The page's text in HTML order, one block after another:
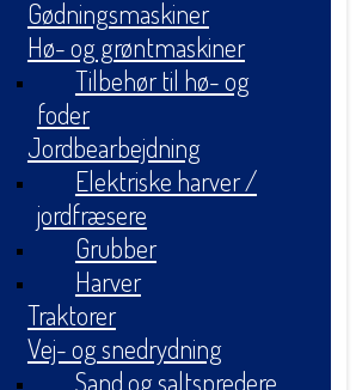
Gødningsmaskiner
Hø- og grøntmaskiner
Tilbehør til hø- og
foder
Jordbearbejdning
Elektriske harver /
jordfræsere
Grubber
Harver
Traktorer
Vej- og snedrydning
Sand og saltspredere